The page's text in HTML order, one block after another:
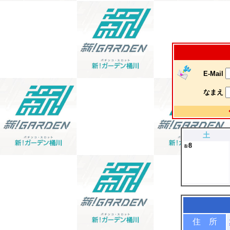
E-Mail
なまえ
土
8/8
住 所